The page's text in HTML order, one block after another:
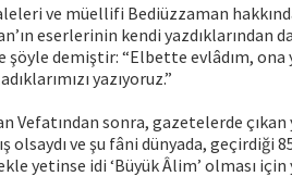
ve müellifi Bediüzzaman
eserlerinin kendi
demiştir: “Elbette evlâdım, ona
yazıyoruz.”
Vefatından sonra, gazetelerde çıkan
olsaydı ve şu fâni dünyada, geçirdiği
yetinse idi ‘Büyük Âlim’ olması